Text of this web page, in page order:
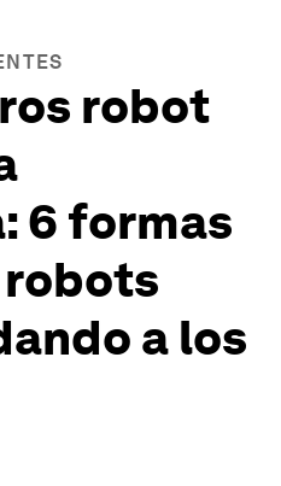
robot
6 formas
robots
a los